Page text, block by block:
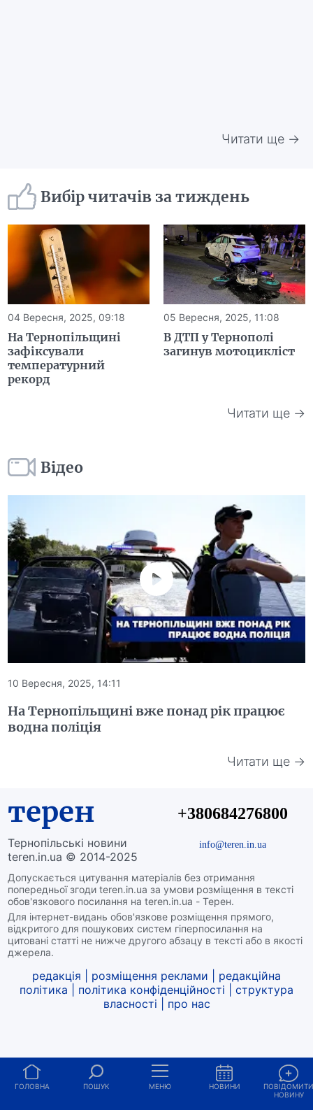
Читати ще →
Вибір читачів за тиждень
04 Вересня, 2025, 09:18
На Тернопільщині
зафіксували
температурний
рекорд
05 Вересня, 2025, 11:08
В ДТП у Тернополі
загинув мотоцикліст
Читати ще →
Відео
10 Вересня, 2025, 14:11
На Тернопільщині вже понад рік працює
водна поліція
Читати ще →
терен
Тернопільські новини
teren.in.ua © 2014-2025
Допускається цитування матеріалів без отримання
попередньої згоди teren.in.ua за умови розміщення в тексті
обов'язкового посилання на teren.in.ua - Терен.
Для інтернет-видань обов'язкове розміщення прямого,
відкритого для пошукових систем гіперпосилання на
цитовані статті не нижче другого абзацу в тексті або в якості
джерела.
+380684276800
info@teren.in.ua
редакція розміщення реклами
редакційна
політика
політика конфіденційності
структура
власності
про нас
ГОЛОВНА ПОШУК МЕНЮ НОВИНИ
НОВИНУ